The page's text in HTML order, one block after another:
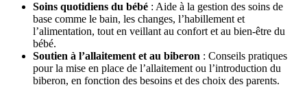
Soins quotidiens du bébé : Aide à la gestion des soins de
base comme le bain, les changes, l’habillement et
l’alimentation, tout en veillant au confort et au bien-être du
bébé.
Soutien à l’allaitement et au biberon : Conseils pratiques
pour la mise en place de l’allaitement ou l’introduction du
biberon, en fonction des besoins et des choix des parents.